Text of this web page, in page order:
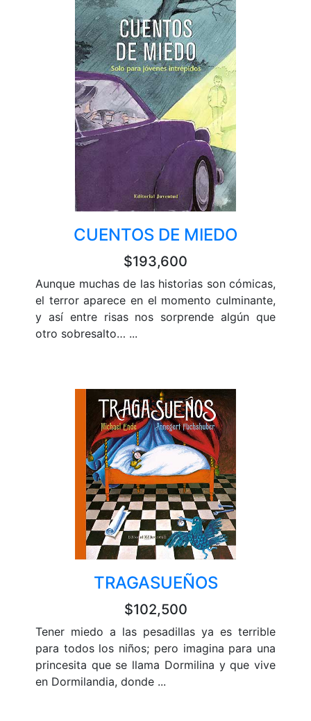
CUENTOS DE MIEDO
$193,600
Aunque muchas de las historias son cómicas,
el terror aparece en el momento culminante,
y así entre risas nos sorprende algún que
otro sobresalto… ...
TRAGASUEÑOS
$102,500
Tener miedo a las pesadillas ya es terrible
para todos los niños; pero imagina para una
princesita que se llama Dormilina y que vive
en Dormilandia, donde ...